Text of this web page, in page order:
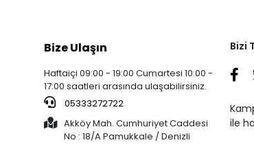
Bize Ulaşın
Haftaiçi 09:00 - 19:00 Cumartesi 10:00 -
17:00 saatleri arasında ulaşabilirsiniz.
05333272722
Akköy Mah. Cumhuriyet Caddesi
No : 18/A Pamukkale / Denizli
Bizi
ile